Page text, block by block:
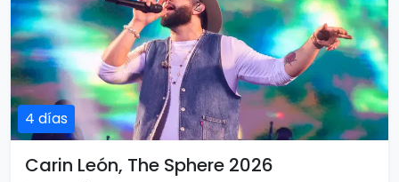
4 días
Carin León, The Sphere 2026